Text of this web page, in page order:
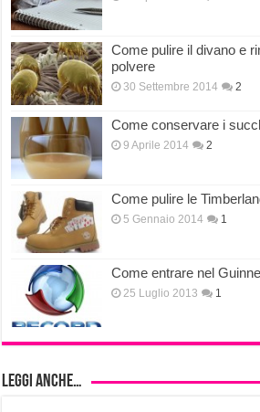
Come pulire il divano e
polvere
30 Settembre 2014 2
Come conservare i
9 Aprile 2014 2
Come pulire le
5 Gennaio 2014 1
Come entrare nel
25 Luglio 2013 1
Leggi anche…